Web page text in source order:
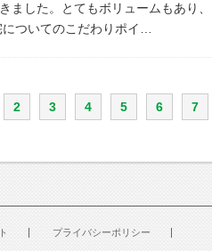
ました。とてもボリュームもあり、
についてのこだわりポイ…
2 3 4 5 6 7
プライバシーポリシー